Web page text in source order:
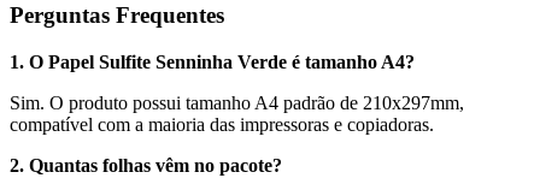
Perguntas Frequentes
1. O Papel Sulfite Senninha Verde é tamanho A4?
Sim. O produto possui tamanho A4 padrão de 210x297mm,
compatível com a maioria das impressoras e copiadoras.
2. Quantas folhas vêm no pacote?